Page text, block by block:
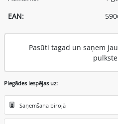
EAN:
Pasūti tagad un saņem
Piegādes iespējas uz:
Saņemšana birojā